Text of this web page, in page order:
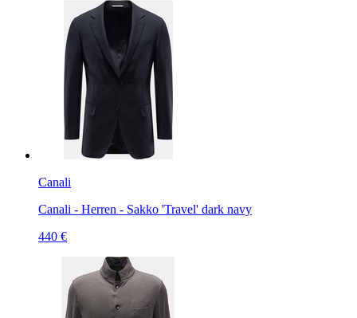
Canali
Canali - Herren - Sakko 'Travel' dark navy
440 €